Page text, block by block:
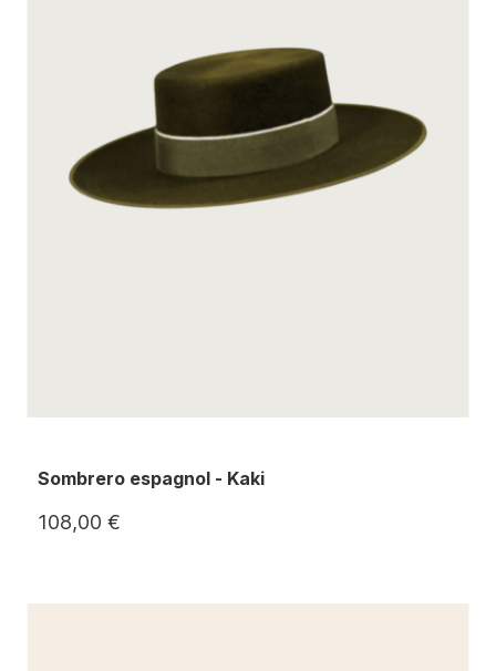
Sombrero espagnol - Kaki
108,00 €